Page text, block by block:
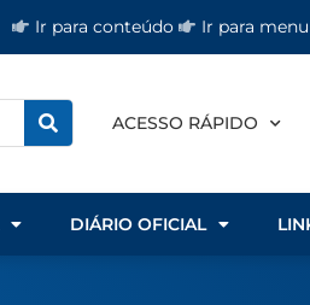
Ir para conteúdo Ir para menu
ACESSO RÁPIDO
DIÁRIO OFICIAL